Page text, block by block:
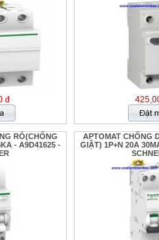
đ
RÒ(CHỐNG
- A9D41625 -
APTOMAT CHỐNG
GIẬT) 1P+N 20A